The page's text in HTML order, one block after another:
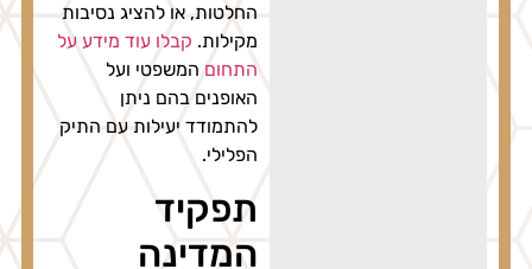
החלטות, או להציג נסיבות
מקילות.קבלו עוד מידע על
התחוםהמשפטי ועל
האופנים בהם ניתן
להתמודד יעילות עם התיק
הפלילי.
תפקיד
המדינה